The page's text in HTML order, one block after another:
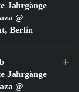
Jahrgänge
@
Berlin
Jahrgänge
@